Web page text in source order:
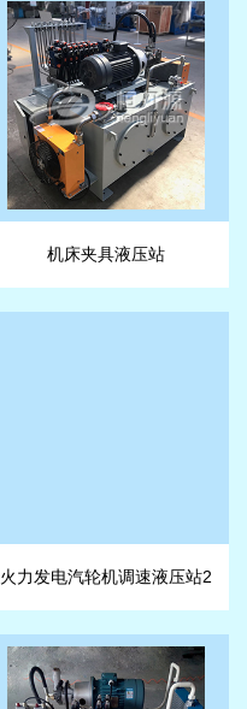
机床夹具液压站
火力发电汽轮机调速液压站2